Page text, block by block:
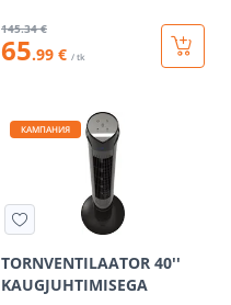
145.34 €
65.99 € / tk
КАМПАНИЯ
TORNVENTILAATOR 40''
KAUGJUHTIMISEGA